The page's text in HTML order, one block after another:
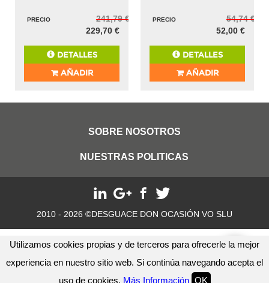
Utilizamos cookies propias y de terceros para ofrecerle la mejor
experiencia en nuestro sitio web. Si continúa navegando acepta el
uso de cookies. Más Información OK
PRECIO
241,79 €
229,70 €
DETALLES
AÑADIR
PRECIO
54,74 €
52,00 €
DETALLES
AÑADIR
SOBRE NOSOTROS
NUESTRAS POLITICAS
2010 - 2026 ©DESGUACE DON OCASIÓN VO SLU